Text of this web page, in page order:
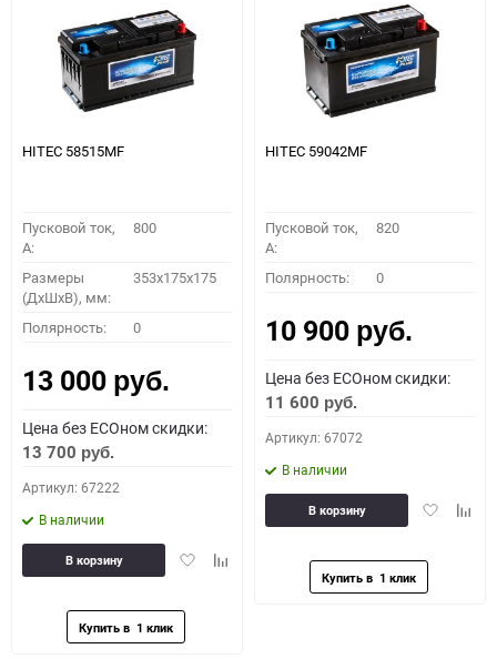
HITEC 58515MF
Пусковой ток,
A:
800
Размеры
(ДхШхВ), мм:
353x175x175
Полярность: 0
13 000 руб.
Цена без ECOном скидки:
13 700 руб.
Артикул: 67222
В наличии
ДобавитьДобавить
В корзину
HITEC 59042MF
Пусковой ток,
A:
820
Полярность: 0
10 900 руб.
Цена без ECOном скидки:
11 600 руб.
Артикул: 67072
В наличии
Добавить
В корзину